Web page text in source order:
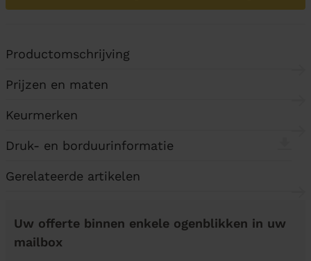
Productomschrijving
Prijzen en maten
Keurmerken
Druk- en borduurinformatie
Gerelateerde artikelen
Uw offerte binnen enkele ogenblikken in uw
mailbox